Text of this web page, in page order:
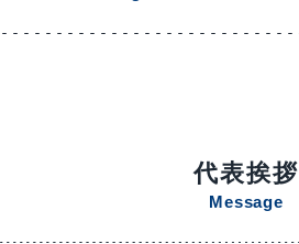
代表挨拶
Message